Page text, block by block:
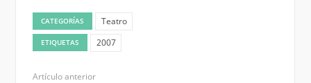
CATEGORÍAS Teatro
ETIQUETAS 2007
Artículo anterior